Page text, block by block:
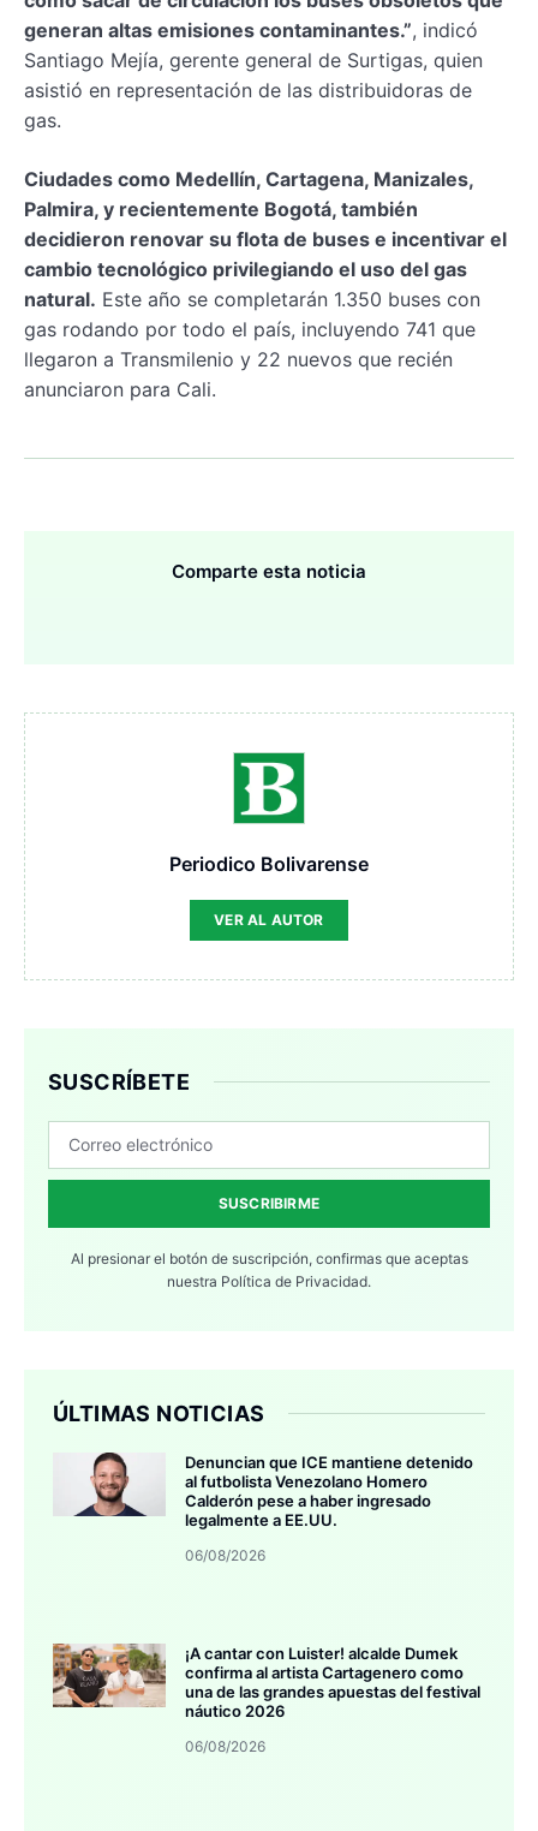
generan altas emisiones contaminantes.”, indicó
Santiago Mejía, gerente general de Surtigas, quien
asistió en representación de las distribuidoras de
gas.
Ciudades como Medellín, Cartagena, Manizales,
Palmira, y recientemente Bogotá, también
decidieron renovar su flota de buses e incentivar el
cambio tecnológico privilegiando el uso del gas
natural. Este año se completarán 1.350 buses con
gas rodando por todo el país, incluyendo 741 que
llegaron a Transmilenio y 22 nuevos que recién
anunciaron para Cali.
Comparte esta noticia
Periodico Bolivarense
VER AL AUTOR
SUSCRÍBETE
SUSCRIBIRME
Al presionar el botón de suscripción, confirmas que aceptas
nuestra Política de Privacidad.
ÚLTIMAS NOTICIAS
Denuncian que ICE mantiene detenido
al futbolista Venezolano Homero
Calderón pese a haber ingresado
legalmente a EE.UU.
06/08/2026
¡A cantar con Luister! alcalde Dumek
confirma al artista Cartagenero como
una de las grandes apuestas del festival
náutico 2026
06/08/2026